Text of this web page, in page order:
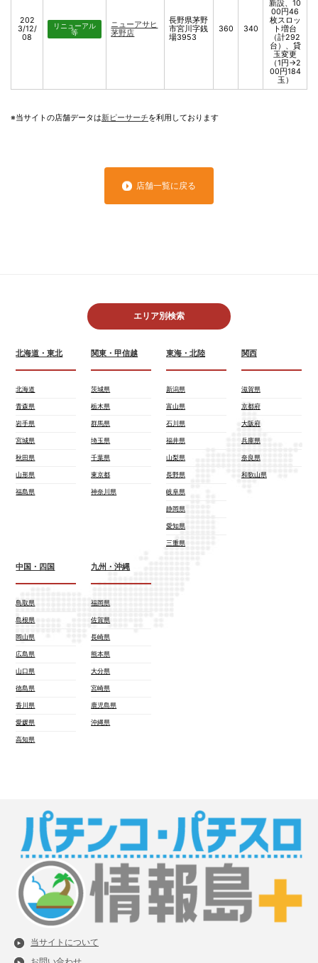
202
3/12/
08
リニューアル
等
ニューアサヒ
茅野店
長野県茅野
市宮川字銭
場3953
360 340
新設、10
00円46
枚スロッ
ト増台
（計292
台）、貸
玉変更
（1円→2
00円184
玉）
※当サイトの店舗データは新ピーサーチを利用しております
店舗一覧に戻る
エリア別検索
北海道・東北
北海道
青森県
岩手県
宮城県
秋田県
山形県
福島県
関東・甲信越
茨城県
栃木県
群馬県
埼玉県
千葉県
東京都
神奈川県
東海・北陸
新潟県
富山県
石川県
福井県
山梨県
長野県
岐阜県
静岡県
愛知県
三重県
関西
滋賀県
京都府
大阪府
兵庫県
奈良県
和歌山県
中国・四国
鳥取県
島根県
岡山県
広島県
山口県
徳島県
香川県
愛媛県
高知県
九州・沖縄
福岡県
佐賀県
長崎県
熊本県
大分県
宮崎県
鹿児島県
沖縄県
当サイトについて